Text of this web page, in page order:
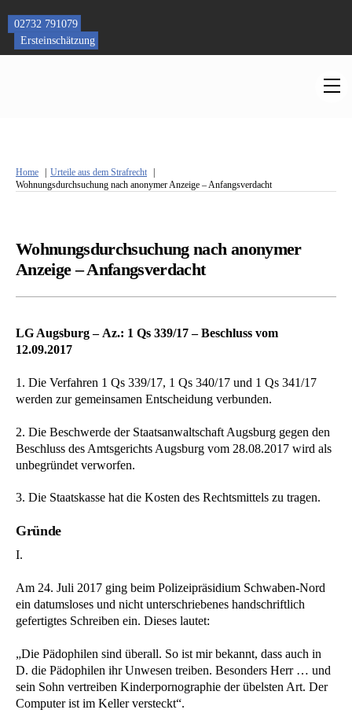
content
02732 791079
Ersteinschätzung
Home
Urteile aus dem Strafrecht
Wohnungsdurchsuchung nach anonymer Anzeige – Anfangsverdacht
Wohnungsdurchsuchung nach anonymer
Anzeige – Anfangsverdacht
LG Augsburg – Az.: 1 Qs 339/17 – Beschluss vom
12.09.2017
1. Die Verfahren 1 Qs 339/17, 1 Qs 340/17 und 1 Qs 341/17
werden zur gemeinsamen Entscheidung verbunden.
2. Die Beschwerde der Staatsanwaltschaft Augsburg gegen den
Beschluss des Amtsgerichts Augsburg vom 28.08.2017 wird als
unbegründet verworfen.
3. Die Staatskasse hat die Kosten des Rechtsmittels zu tragen.
Gründe
I.
Am 24. Juli 2017 ging beim Polizeipräsidium Schwaben-Nord
ein datumsloses und nicht unterschriebenes handschriftlich
gefertigtes Schreiben ein. Dieses lautet:
„Die Pädophilen sind überall. So ist mir bekannt, dass auch in
D. die Pädophilen ihr Unwesen treiben. Besonders Herr … und
sein Sohn vertreiben Kinderpornographie der übelsten Art. Der
Computer ist im Keller versteckt“.